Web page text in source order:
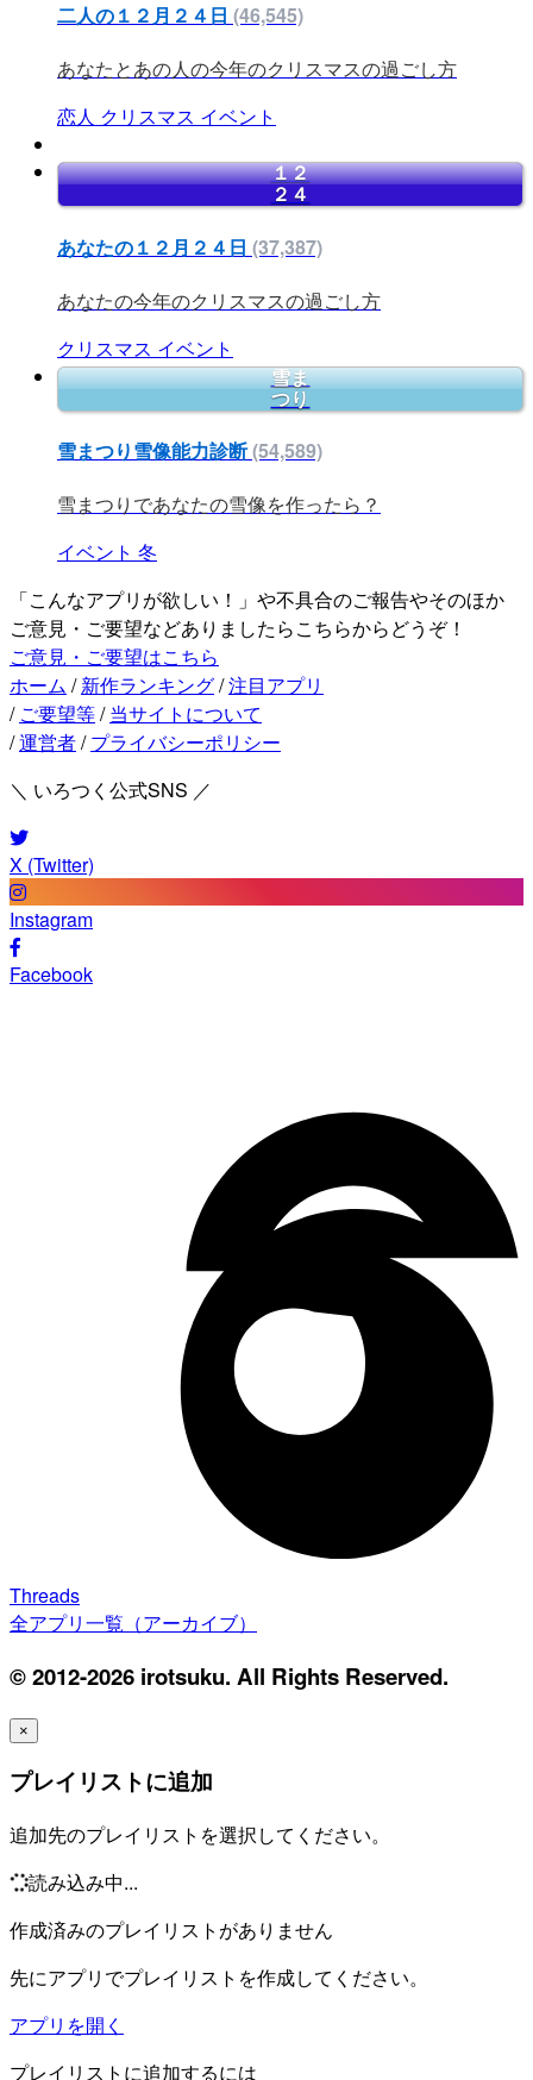
二人の１２月２４日 (46,545)
あなたとあの人の今年のクリスマスの過ごし方
恋人 クリスマス イベント
１２
２４
あなたの１２月２４日 (37,387)
あなたの今年のクリスマスの過ごし方
クリスマス イベント
雪ま
つり
雪まつり雪像能力診断(54,589)
雪まつりであなたの雪像を作ったら？
イベント 冬
「こんなアプリが欲しい！」や不具合のご報告やそのほか
ご意見・ご要望などありましたらこちらからどうぞ！
ご意見・ご要望はこちら
ホーム / 新作ランキング/注目アプリ
/ ご要望等/ 当サイトについて
/運営者/ プライバシーポリシー
＼ いろつく公式SNS ／
X (Twitter)
Instagram
Facebook
Threads
全アプリ一覧（アーカイブ）
© 2012-2026 irotsuku. All Rights Reserved.
×
プレイリストに追加
追加先のプレイリストを選択してください。
読み込み中...
作成済みのプレイリストがありません
先にアプリでプレイリストを作成してください。
アプリを開く
プレイリストに追加するには